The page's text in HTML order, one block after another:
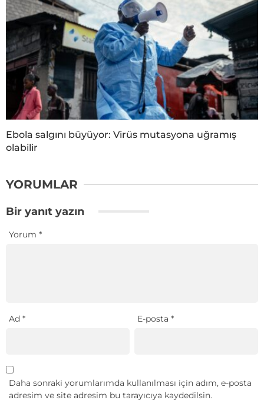
Ebola salgını büyüyor: Virüs mutasyona uğramış
olabilir
YORUMLAR
Bir yanıt yazın
Yorum *
Ad * E-posta*
Daha sonraki yorumlarımda kullanılması için adım, e-posta
adresim ve site adresim bu tarayıcıya kaydedilsin.